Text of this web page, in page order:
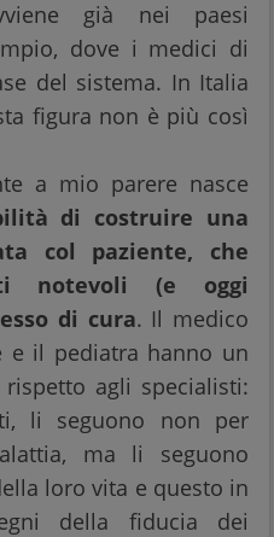
già nei paesi
dove i medici di
del sistema. In Italia
figura non è più così
a mio parere nasce
di costruire una
col paziente, che
notevoli (e oggi
di cura. Il medico
e il pediatra hanno un
agli specialisti:
li seguono non per
ma li seguono
loro vita e questo in
della fiducia dei